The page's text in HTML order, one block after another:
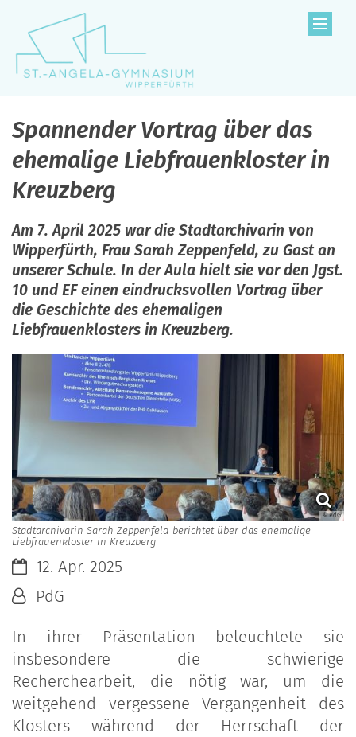
Zum Inhalt springen
Spannender Vortrag über das
ehemalige Liebfrauenkloster in
Kreuzberg
Am 7. April 2025 war die Stadtarchivarin von
Wipperfürth, Frau Sarah Zeppenfeld, zu Gast an
unserer Schule. In der Aula hielt sie vor den Jgst.
10 und EF einen eindrucksvollen Vortrag über
die Geschichte des ehemaligen
Liebfrauenklosters in Kreuzberg.
© PdG
Stadtarchivarin Sarah Zeppenfeld berichtet über das ehemalige
Liebfrauenkloster in Kreuzberg
Datum:12. Apr. 2025
Von:PdG
In ihrer Präsentation beleuchtete sie
insbesondere die schwierige
Recherchearbeit, die nötig war, um die
weitgehend vergessene Vergangenheit des
Klosters während der Herrschaft der